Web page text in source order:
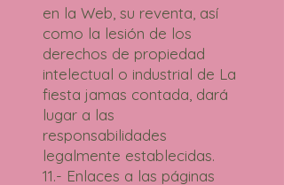
en la Web, su reventa, así
como la lesión de los
derechos de propiedad
intelectual o industrial de La
fiesta jamas contada, dará
lugar a las
responsabilidades
legalmente establecidas.
11.- Enlaces a las páginas